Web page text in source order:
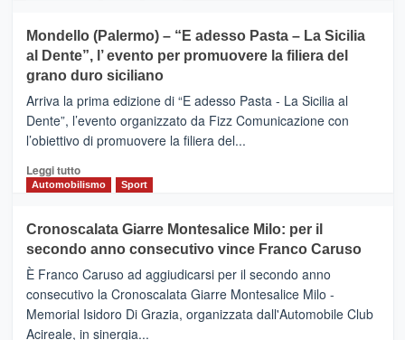
e
messaggi
di
CASTIGLIONE
DI
SICILIA
(Ct)
–
Il
Borgo
Gusto,
il
tra
sapori
e
vicoli
medievali
Mondello (Palermo) – “E adesso Pasta – La Sicilia
al Dente”, l’ evento per promuovere la filiera del
grano duro siciliano
Arriva la prima edizione di “E adesso Pasta - La Sicilia al
Dente”, l’evento organizzato da Fizz Comunicazione con
l’obiettivo di promuovere la filiera del...
Leggi tuttoLeggi
di
Mondello
(Palermo)
–
“E
adesso
Pasta
Automobilismo Sport
Cronoscalata Giarre Montesalice Milo: per il
secondo anno consecutivo vince Franco Caruso
È Franco Caruso ad aggiudicarsi per il secondo anno
consecutivo la Cronoscalata Giarre Montesalice Milo -
Memorial Isidoro Di Grazia, organizzata dall'Automobile Club
Acireale, in sinergia...